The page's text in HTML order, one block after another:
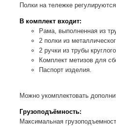
Полки на тележке
В комплект входит:
Рама, выполненная из
2 полки из
2 ручки из трубы
Комплект метизов для
Паспорт изделия.
Можно укомплектовать
Грузоподъёмность:
Максимальная